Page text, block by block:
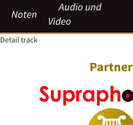
Noten
Audio und
Video
Detail track
Partner